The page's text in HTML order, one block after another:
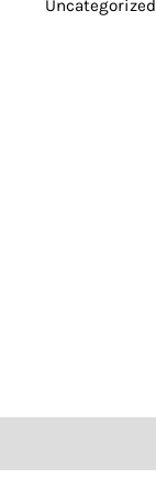
Uncategorized